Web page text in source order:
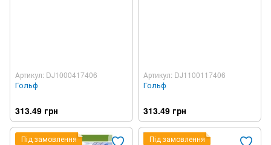
Артикул: DJ1000417406
Гольф
313.49 грн
Артикул: DJ1100117406
Гольф
313.49 грн
Під замовлення Під замовлення